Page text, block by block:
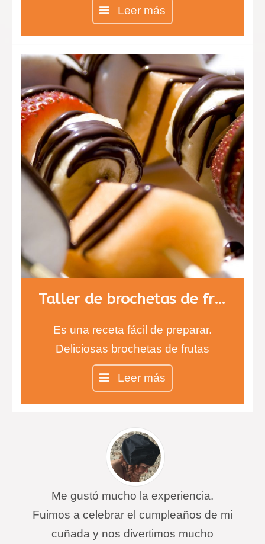
todas las técnicas para realizar las
galletas más ricas y divertidas.
Leer más
Taller de brochetas de fruta con chocolate
Es una receta fácil de preparar.
Deliciosas brochetas de frutas
cubiertas de chocolate negro y
blanco. Los más pequeños estarán
encantados de comer fruta con
sabor a chocolate. Aprenderán a
degustar nuevos sabores y texturas
que alegrarán sus paladares.
Leer más
Me gustó mucho la experiencia.
Fuimos a celebrar el cumpleaños de mi
cuñada y nos divertimos mucho